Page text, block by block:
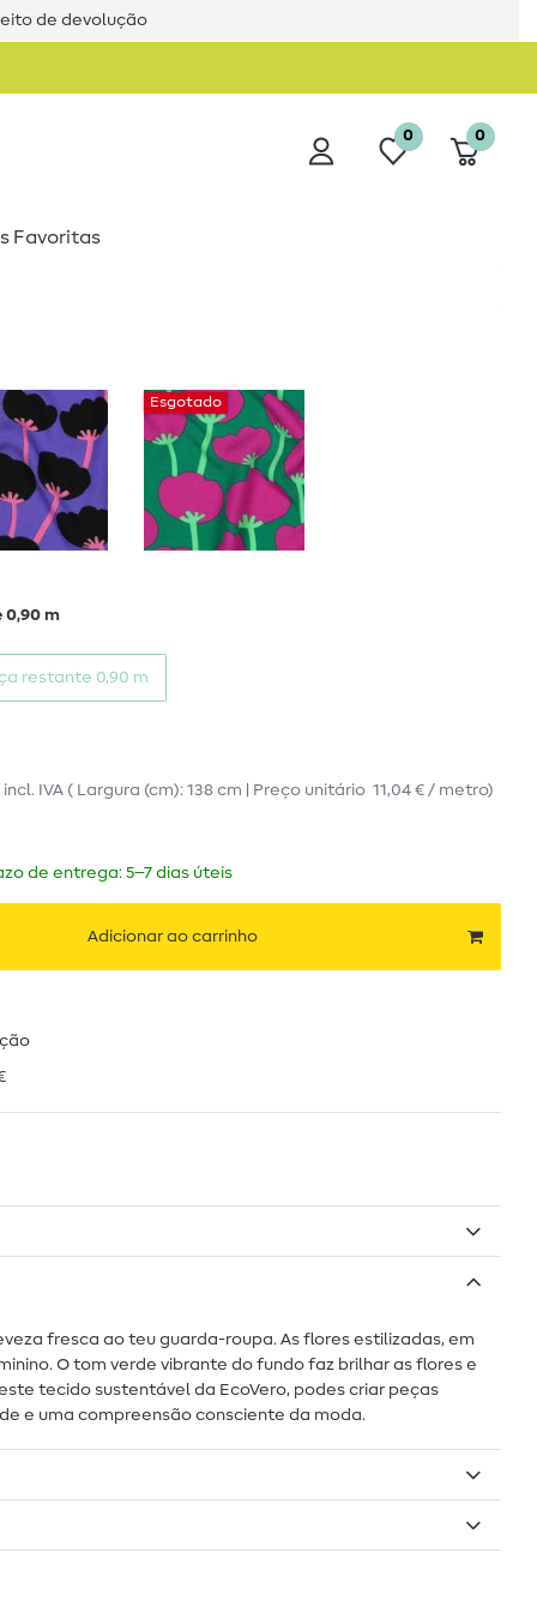
de devolução
0 0
Favoritas
Esgotado
0,90 m
restante 0,90 m
incl. IVA ( Largura (cm): 138 cm | Preço unitário 11,04 € / metro)
de entrega: 5–7 dias úteis
Adicionar ao carrinho
fresca ao teu guarda-roupa. As flores estilizadas, em
O tom verde vibrante do fundo faz brilhar as flores e
tecido sustentável da EcoVero, podes criar peças
e uma compreensão consciente da moda.